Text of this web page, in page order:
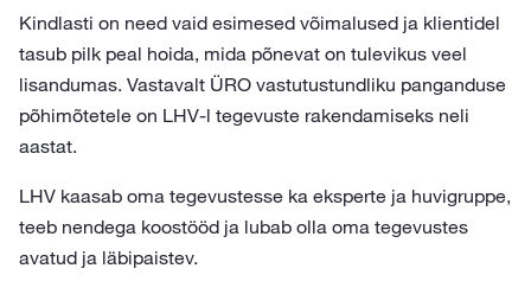
Kindlasti on need vaid esimesed võimalused ja klientidel
tasub pilk peal hoida, mida põnevat on tulevikus veel
lisandumas. Vastavalt ÜRO vastutustundliku panganduse
põhimõtetele on LHV-l tegevuste rakendamiseks neli
aastat.
LHV kaasab oma tegevustesse ka eksperte ja huvigruppe,
teeb nendega koostööd ja lubab olla oma tegevustes
avatud ja läbipaistev.